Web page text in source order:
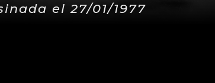
el 27/01/1977